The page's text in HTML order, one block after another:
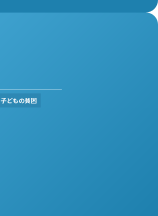
子どもの貧困